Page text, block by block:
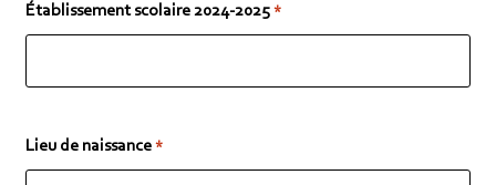
Établissement scolaire 2024-2025 *
Lieu de naissance *